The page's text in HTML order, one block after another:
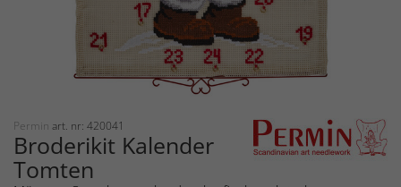
Permin art. nr: 420041
Broderikit Kalender
Tomten